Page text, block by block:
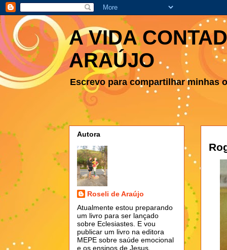
A VIDA
ARAÚJO
Escrevo para compartilhar minhas
Autora
Roseli de Araújo
Atualmente estou preparando
um livro para ser lançado
sobre Eclesiastes. E vou
publicar um livro na editora
MEPE sobre saúde emocional
e os ensinos de Jesus.